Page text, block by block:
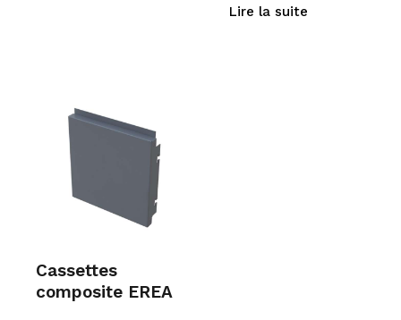
Lire la suite
Cassettes
composite EREA